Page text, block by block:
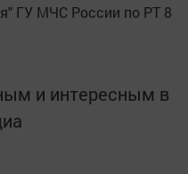
ГУ МЧС России по РТ 8
и интересным в